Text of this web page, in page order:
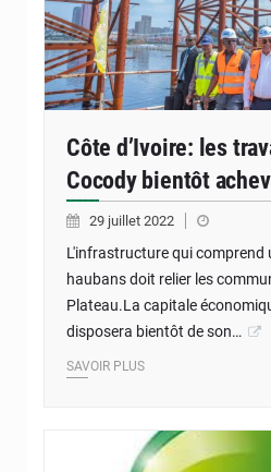
Côte d’Ivoire: les
Cocody bientôt
29 juillet 2022
L'infrastructure qui comprend
haubans doit relier les
Plateau.La capitale
disposera bientôt de son…
SAVOIR PLUS